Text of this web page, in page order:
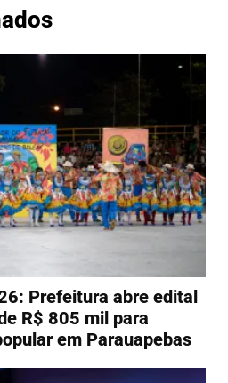
Prefeitura abre edital
R$ 805 mil para
em Parauapebas